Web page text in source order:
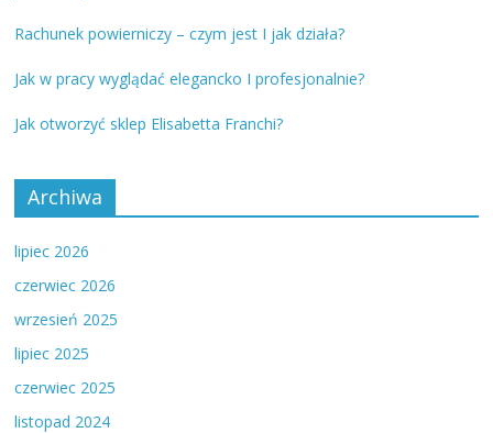
Rachunek powierniczy – czym jest I jak działa?
Jak w pracy wyglądać elegancko I profesjonalnie?
Jak otworzyć sklep Elisabetta Franchi?
Archiwa
lipiec 2026
czerwiec 2026
wrzesień 2025
lipiec 2025
czerwiec 2025
listopad 2024